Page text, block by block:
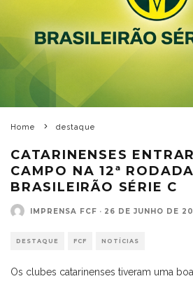
Home destaque
CATARINENSES
CAMPO NA 12ª
BRASILEIRÃO SÉRIE C
IMPRENSA FCF · 26 DE JUNHO DE
DESTAQUE FCF NOTÍCIAS
Os clubes catarinenses tiveram uma